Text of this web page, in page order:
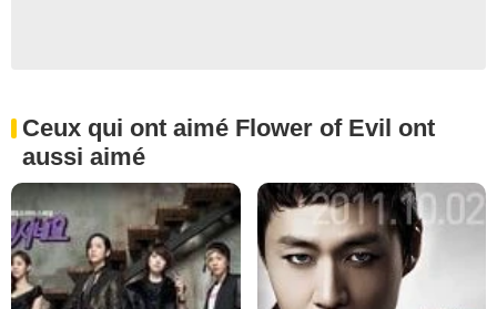
Ceux qui ont aimé Flower of Evil ont
aussi aimé